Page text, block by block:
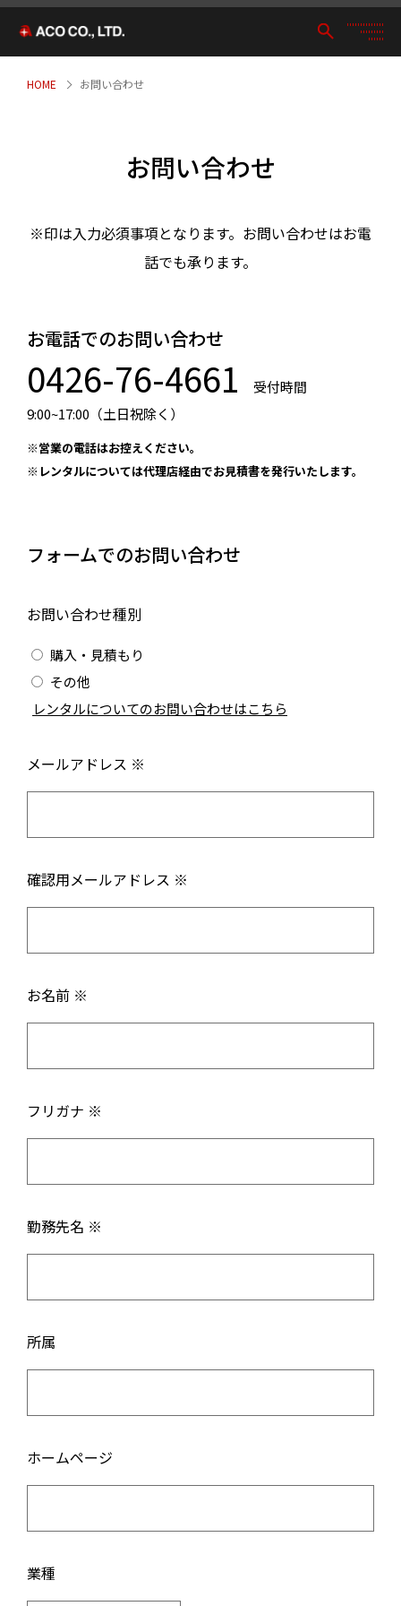
HOME お問い合わせ
お問い合わせ
※印は入力必須事項となります。お問い合わせはお電
話でも承ります。
お電話でのお問い合わせ
0426-76-4661
受付時間
9:00~17:00（土日祝除く）
※営業の電話はお控えください。
※レンタルについては代理店経由でお見積書を発行いたします。
フォームでのお問い合わせ
お問い合わせ種別
購入・見積もり
その他
レンタルについてのお問い合わせはこちら
メールアドレス ※
確認用メールアドレス ※
お名前 ※
フリガナ ※
勤務先名 ※
所属
ホームページ
業種